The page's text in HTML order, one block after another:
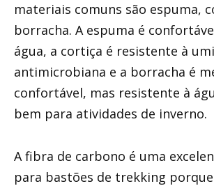
materiais comuns são espuma,
borracha. A espuma é
água, a cortiça é resistente à
antimicrobiana e a borracha é
confortável, mas resistente à
bem para atividades de inverno.
A fibra de carbono é uma
para bastões de trekking